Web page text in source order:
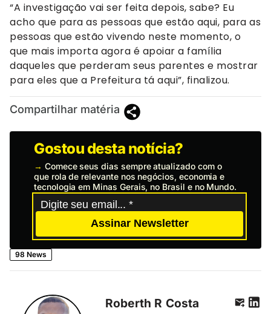
“A investigação vai ser feita depois, sabe? Eu
acho que para as pessoas que estão aqui, para as
pessoas que estão vivendo neste momento, o
que mais importa agora é apoiar a família
daqueles que perderam seus parentes e mostrar
para eles que a Prefeitura tá aqui”, finalizou.
Compartilhar matéria
Gostou desta notícia?
→ Comece seus dias sempre atualizado com o
que rola de relevante nos negócios, economia e
tecnologia em Minas Gerais, no Brasil e no Mundo.
Assinar Newsletter
98 News
Roberth R Costa